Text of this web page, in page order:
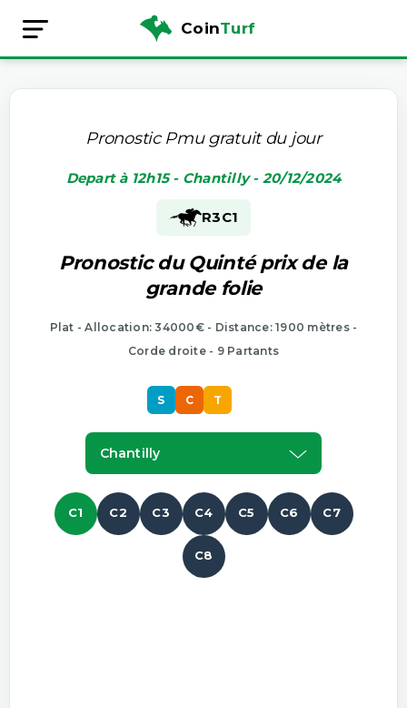
CoinTurf
Pronostic Pmu gratuit du jour
Depart à 12h15 - Chantilly - 20/12/2024
R3C1
Pronostic du Quinté prix de la
grande folie
Plat - Allocation: 34000€ - Distance: 1900 mètres -
Corde droite - 9 Partants
S C T
Chantilly
C1 C2 C3 C4 C5 C6 C7
C8